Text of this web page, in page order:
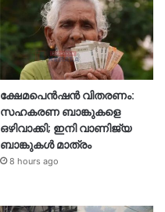
ക്ഷേമപെൻഷൻ വിതരണം:
സഹകരണ ബാങ്കുകളെ
ഒഴിവാക്കി; ഇനി വാണിജ്യ
ബാങ്കുകൾ മാത്രം
8 hours ago